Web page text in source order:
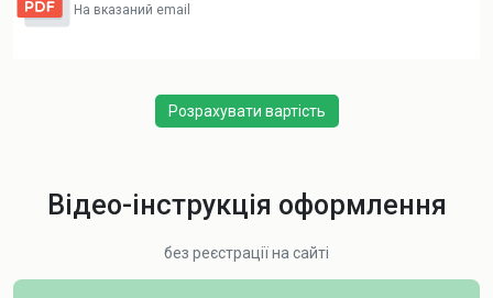
На вказаний email
Розрахувати вартість
Відео-інструкція оформлення
без реєстрації на сайті